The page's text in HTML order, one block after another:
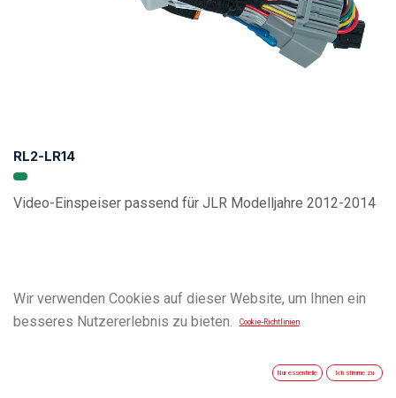
RL2-LR14
Video-Einspeiser passend für JLR Modelljahre 2012-2014
Wir verwenden Cookies auf dieser Website, um Ihnen ein
besseres Nutzererlebnis zu bieten.
Cookie-Richtlinien
Nur essentielle Ich stimme zu